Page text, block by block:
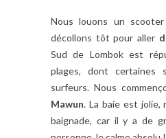
Nous louons un
décollons tôt pour aller
Sud de Lombok est
plages, dont certaines
surfeurs. Nous
Mawun. La baie est jolie,
baignade, car il y a de